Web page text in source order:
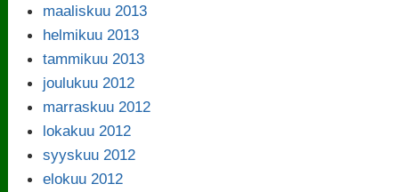
maaliskuu 2013
helmikuu 2013
tammikuu 2013
joulukuu 2012
marraskuu 2012
lokakuu 2012
syyskuu 2012
elokuu 2012